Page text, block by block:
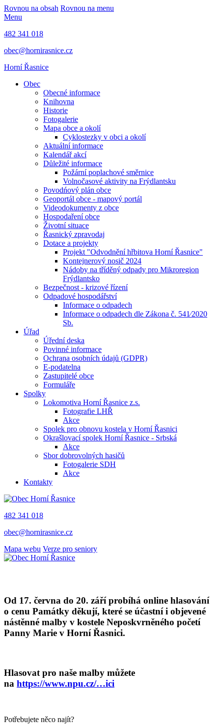
Rovnou na obsah Rovnou na menu
Menu
482 341 018
obec@hornirasnice.cz
Horní Řasnice
Obec
Obecné informace
Knihovna
Historie
Fotogalerie
Mapa obce a okolí
Cyklostezky v obci a okolí
Aktuální informace
Kalendář akcí
Důležité informace
Požární poplachové směrnice
Volnočasové aktivity na Frýdlantsku
Povodńový plán obce
Geoportál obce - mapový portál
Videodokumenty z obce
Hospodaření obce
Životní situace
Řasnický zpravodaj
Dotace a projekty
Projekt "Odvodnění hřbitova Horní Řasnice"
Kontejnerový nosič 2024
Nádoby na tříděný odpady pro Mikroregion
Frýdlantsko
Bezpečnost - krizové řízení
Odpadové hospodářství
Informace o odpadech
Informace o odpadech dle Zákona č. 541⁄2020
Sb.
Úřad
Úřední deska
Povinné informace
Ochrana osobních údajů (GDPR)
E-podatelna
Zastupitelé obce
Formuláře
Spolky
Lokomotiva Horní Řasnice z.s.
Fotografie LHŘ
Akce
Spolek pro obnovu kostela v Horní Řasnici
Okrašlovací spolek Horní Řasnice - Srbská
Akce
Sbor dobrovolných hasičů
Fotogalerie SDH
Akce
Kontakty
482 341 018
obec@hornirasnice.cz
Mapa webu Verze pro seniory
Od 17. června do 20. září probíhá online hlasování
o cenu Památky děkují, které se účastní i objevené
nástěnné malby v kostele Neposkvrněného početí
Panny Marie v Horní Řasnici.
Hlasovat pro naše malby můžete
na https://www.npu.cz/…ici
Potřebujete něco najít?